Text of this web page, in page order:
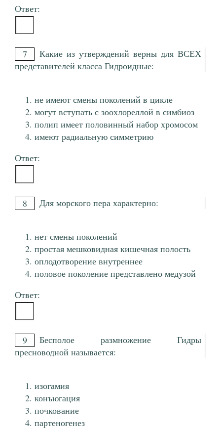
Ответ:
7
Какие из утверждений верны для ВСЕХ
представителей класса Гидроидные:
не имеют смены поколений в цикле
могут вступать с зоохлореллой в симбиоз
полип имеет половинный набор хромосом
имеют радиальную симметрию
Ответ:
8 Для морского пера характерно:
нет смены поколений
простая мешковидная кишечная полость
оплодотворение внутреннее
половое поколение представлено медузой
Ответ:
9
Бесполое размножение Гидры
пресноводной называется:
изогамия
конъюгация
почкование
партеногенез